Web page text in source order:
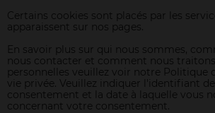
Certains cookies sont placés par les
apparaissent sur nos pages.
En savoir plus sur qui nous sommes,
nous contacter et comment nous traitons
personnelles veuillez voir notre Politique
vie privée. Veuillez indiquer l'identifiant
consentement et la date à laquelle vous
concernant votre consentement.